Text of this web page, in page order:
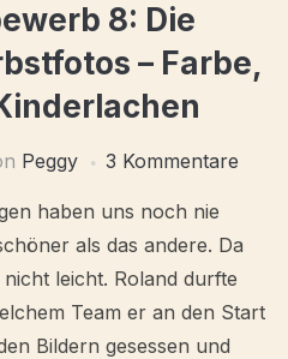
8: Die
– Farbe,
Peggy 3 Kommentare
haben uns noch nie
als das andere. Da
leicht. Roland durfte
Team er an den Start
Bildern gesessen und